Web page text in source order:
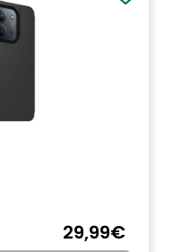
29,99€